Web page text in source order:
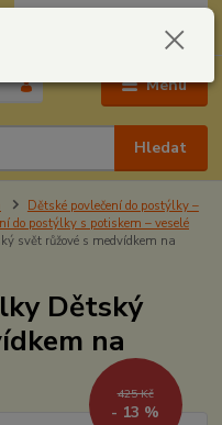
Menu
Hledat
0,00 Kč
Dětské povlečení do postýlky –
do postýlky s potiskem – veselé
svět růžové s medvídkem na
Dětský
na
425 Kč
- 13 %